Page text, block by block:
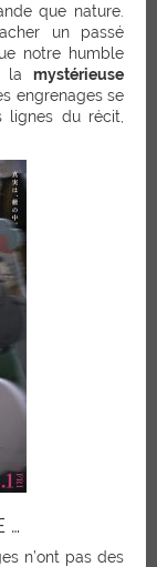
que nature.
un passé
notre humble
la mystérieuse
engrenages se
du récit,
…
n’ont pas des